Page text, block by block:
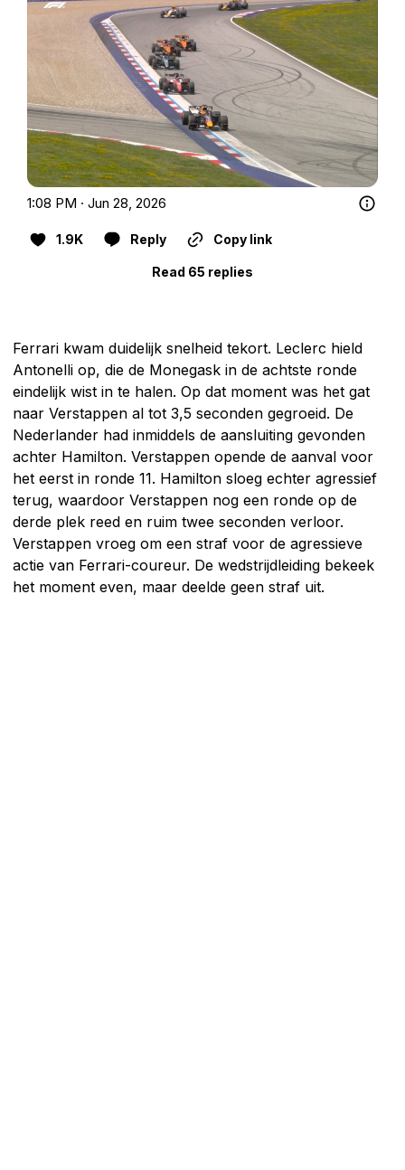
1:08 PM · Jun 28, 2026
1.9K Reply Copy link
Read 65 replies
Ferrari kwam duidelijk snelheid tekort. Leclerc hield
Antonelli op, die de Monegask in de achtste ronde
eindelijk wist in te halen. Op dat moment was het gat
naar Verstappen al tot 3,5 seconden gegroeid. De
Nederlander had inmiddels de aansluiting gevonden
achter Hamilton. Verstappen opende de aanval voor
het eerst in ronde 11. Hamilton sloeg echter agressief
terug, waardoor Verstappen nog een ronde op de
derde plek reed en ruim twee seconden verloor.
Verstappen vroeg om een straf voor de agressieve
actie van Ferrari-coureur. De wedstrijdleiding bekeek
het moment even, maar deelde geen straf uit.